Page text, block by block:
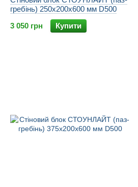
гребінь) 250х200х600 мм D500
3 050 грн
Купити